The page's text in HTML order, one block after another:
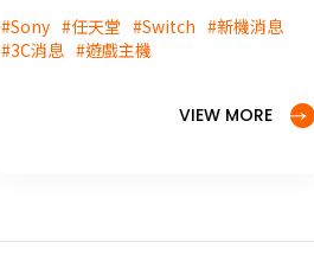
Direct遊戲新作情報」。這一集的
節目主旨在向玩家們帶來最新的遊
作。玩家們可以期待看到各種令人
報你知！
#Sony #任天堂 #Switch #新機消息
#3C消息 #遊戲主機
VIEW MORE